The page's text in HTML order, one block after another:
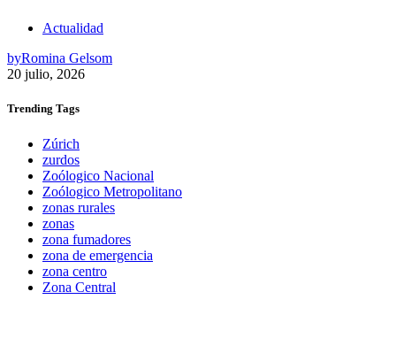
Actualidad
byRomina Gelsom
20 julio, 2026
Trending Tags
Zúrich
zurdos
Zoólogico Nacional
Zoólogico Metropolitano
zonas rurales
zonas
zona fumadores
zona de emergencia
zona centro
Zona Central